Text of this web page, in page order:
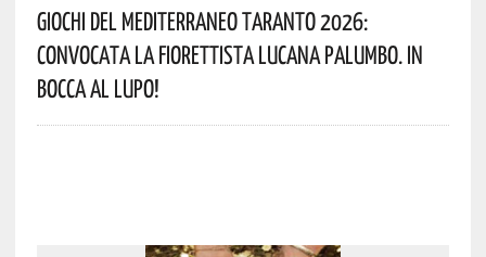
Giochi Del Mediterraneo Taranto 2026:
Convocata La Fiorettista Lucana Palumbo. In
Bocca Al Lupo!